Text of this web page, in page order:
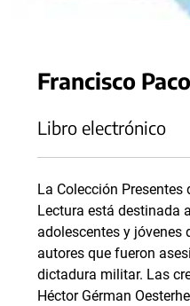
Francisco
Libro electrónico
La Colección
Lectura está destinada
adolescentes y jóvenes
autores que fueron
dictadura militar. Las
Héctor Gérman